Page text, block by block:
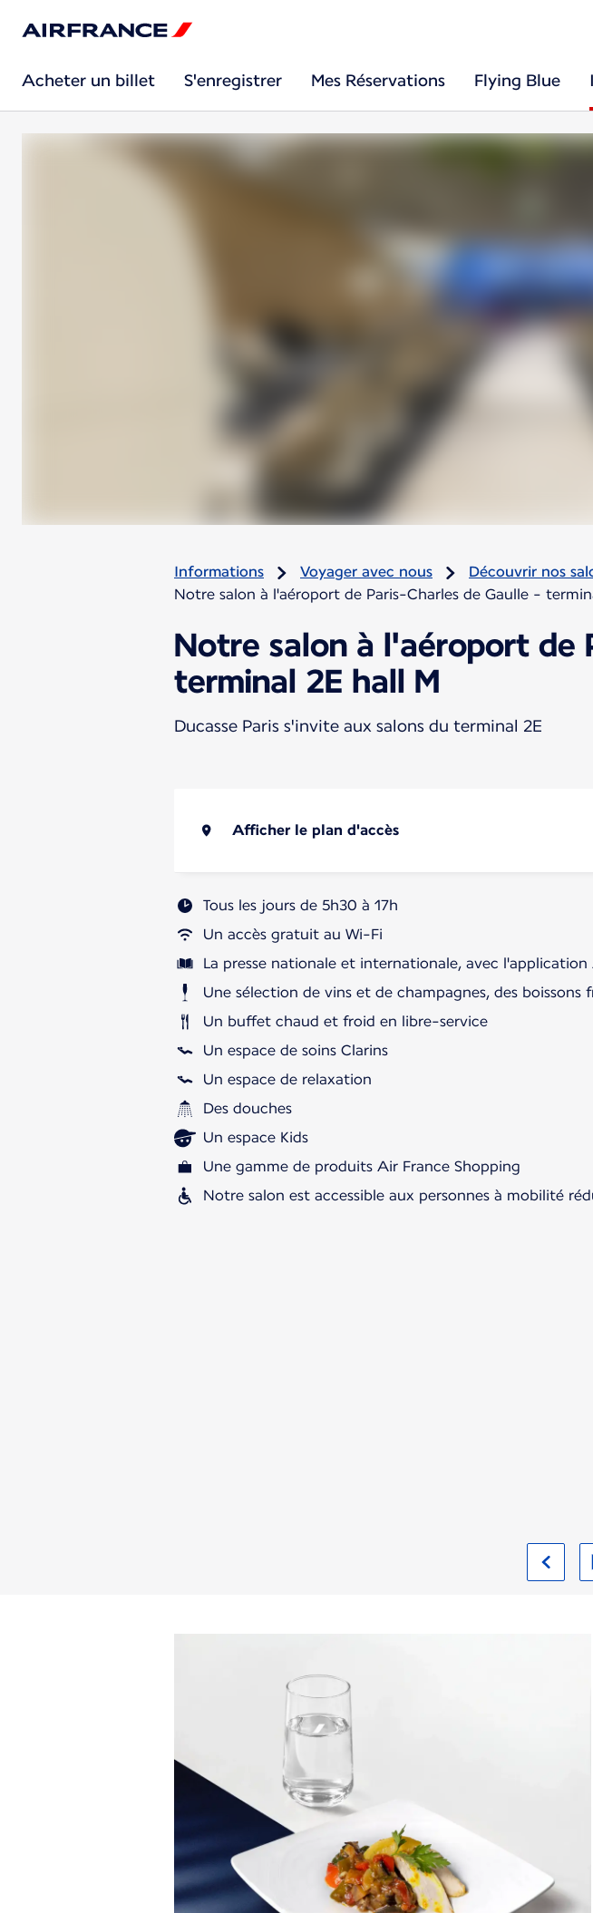
Acheter un billet S'enregistrer Mes Réservations Flying Blue
Informations Voyager avec nous
Découvrir nos
Notre salon à l'aéroport de Paris-Charles de Gaulle -
Notre salon à l'aéroport de
terminal 2E hall M
Ducasse Paris s'invite aux salons du terminal 2E
Afficher le plan d'accès
Tous les jours de 5h30 à 17h
Un accès gratuit au Wi-Fi
La presse nationale et internationale, avec l'application
Une sélection de vins et de champagnes, des boissons
Un buffet chaud et froid en libre-service
Un espace de soins Clarins
Un espace de relaxation
Des douches
Un espace Kids
Une gamme de produits Air France Shopping
Notre salon est accessible aux personnes à mobilité